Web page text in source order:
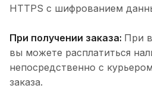
HTTPS с шифрованием
При получении заказа: При
вы можете расплатиться
непосредственно с
заказа.